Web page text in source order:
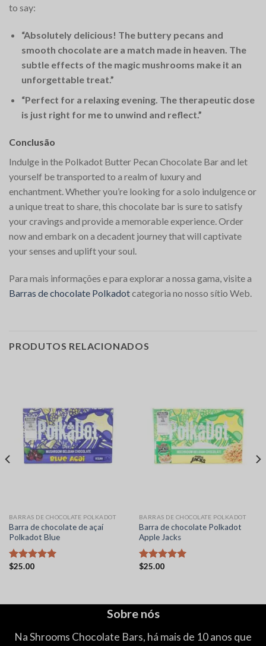
to say:
“Absolutely delicious! The buttery pecans and
smooth chocolate are a match made in heaven. The
subtle effects of the magic mushrooms make it an
unforgettable treat.”
“Perfect for a relaxing evening. The therapeutic dose
is just right for me to unwind and reflect.”
Conclusão
Indulge in the Polkadot Butter Pecan Chocolate Bar and let
yourself be transported to a realm of luxury and
enchantment. Whether you’re looking for a solo indulgence or
a unique treat to share, this chocolate bar is sure to satisfy
your cravings and provide a memorable experience. Order
now and embark on a decadent journey that will captivate
your senses and uplift your soul.
Para mais informações e para explorar a nossa gama, visite a
Barras de chocolate Polkadotcategoria no nosso sítio Web.
PRODUTOS RELACIONADOS
BARRAS DE CHOCOLATE POLKADOT
Barra de chocolate de açaí
Polkadot Blue
Avaliação
$25.00
BARRAS DE CHOCOLATE POLKADOT
Barra de chocolate Polkadot
Apple Jacks
Avaliação
$25.00
Sobre nós
Na Shrooms Chocolate Bars, há mais de 10 anos que